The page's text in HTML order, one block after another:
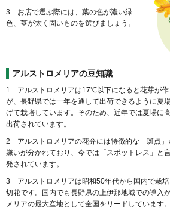
3 お店で選ぶ際には、葉の色が濃い緑
色、茎が太く固いものを選びましょう。
アルストロメリアの豆知識
1 アルストロメリアは17℃以下になると花芽が作
が、長野県では一年を通して出荷できるように夏
げて栽培しています。そのため、近年では夏場に
出荷されています。
2 アルストロメリアの花弁には特徴的な「斑点」
嫌いが分かれており、今では「スポットレス」と
発されています。
3 アルストロメリアは昭和50年代から国内で栽
切花です。国内でも長野県の上伊那地域での導入
メリアの最大産地として全国をリードしています。